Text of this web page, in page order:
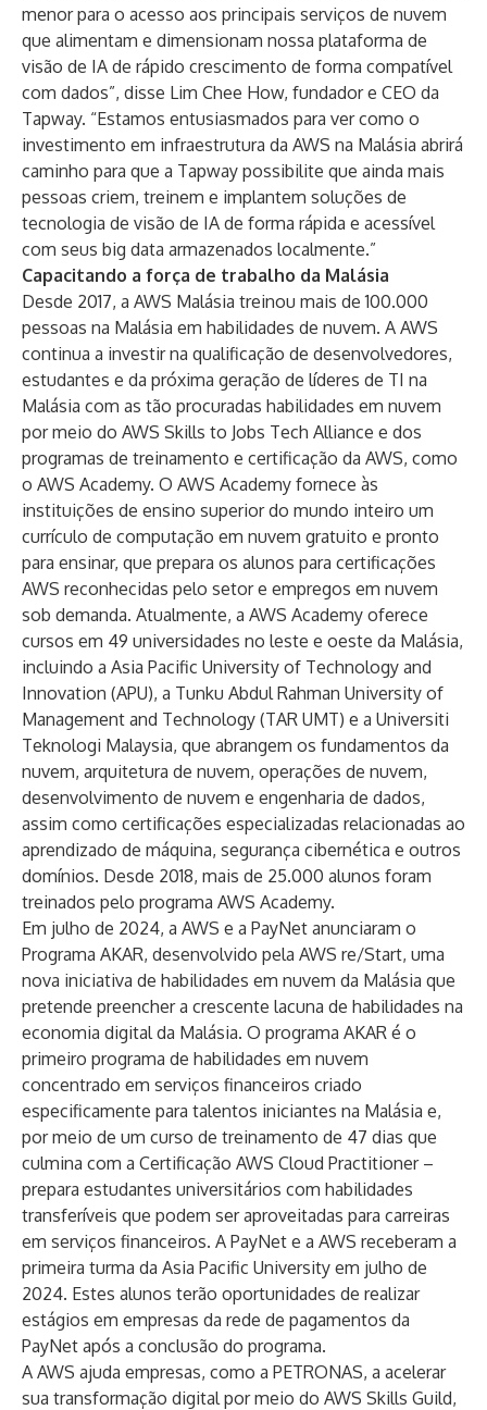
menor para o acesso aos principais serviços de nuvem
que alimentam e dimensionam nossa plataforma de
visão de IA de rápido crescimento de forma compatível
com dados”, disse Lim Chee How, fundador e CEO da
Tapway. “Estamos entusiasmados para ver como o
investimento em infraestrutura da AWS na Malásia abrirá
caminho para que a Tapway possibilite que ainda mais
pessoas criem, treinem e implantem soluções de
tecnologia de visão de IA de forma rápida e acessível
com seus big data armazenados localmente.”
Capacitando a força de trabalho da Malásia
Desde 2017, a AWS Malásia treinou mais de 100.000
pessoas na Malásia em habilidades de nuvem. A AWS
continua a investir na qualificação de desenvolvedores,
estudantes e da próxima geração de líderes de TI na
Malásia com as tão procuradas habilidades em nuvem
por meio do AWS Skills to Jobs Tech Alliance e dos
programas de treinamento e certificação da AWS, como
o AWS Academy. O AWS Academy fornece às
instituições de ensino superior do mundo inteiro um
currículo de computação em nuvem gratuito e pronto
para ensinar, que prepara os alunos para certificações
AWS reconhecidas pelo setor e empregos em nuvem
sob demanda. Atualmente, a AWS Academy oferece
cursos em 49 universidades no leste e oeste da Malásia,
incluindo a Asia Pacific University of Technology and
Innovation (APU), a Tunku Abdul Rahman University of
Management and Technology (TAR UMT) e a Universiti
Teknologi Malaysia, que abrangem os fundamentos da
nuvem, arquitetura de nuvem, operações de nuvem,
desenvolvimento de nuvem e engenharia de dados,
assim como certificações especializadas relacionadas ao
aprendizado de máquina, segurança cibernética e outros
domínios. Desde 2018, mais de 25.000 alunos foram
treinados pelo programa AWS Academy.
Em julho de 2024, a AWS e a PayNet anunciaram o
Programa AKAR, desenvolvido pela AWS re/Start, uma
nova iniciativa de habilidades em nuvem da Malásia que
pretende preencher a crescente lacuna de habilidades na
economia digital da Malásia. O programa AKAR é o
primeiro programa de habilidades em nuvem
concentrado em serviços financeiros criado
especificamente para talentos iniciantes na Malásia e,
por meio de um curso de treinamento de 47 dias que
culmina com a Certificação AWS Cloud Practitioner –
prepara estudantes universitários com habilidades
transferíveis que podem ser aproveitadas para carreiras
em serviços financeiros. A PayNet e a AWS receberam a
primeira turma da Asia Pacific University em julho de
2024. Estes alunos terão oportunidades de realizar
estágios em empresas da rede de pagamentos da
PayNet após a conclusão do programa.
A AWS ajuda empresas, como a PETRONAS, a acelerar
sua transformação digital por meio do AWS Skills Guild,